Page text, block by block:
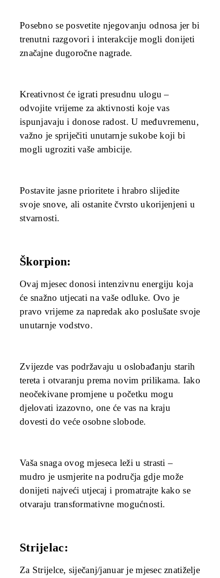
Posebno se posvetite njegovanju odnosa jer bi
trenutni razgovori i interakcije mogli donijeti
značajne dugoročne nagrade.
Kreativnost će igrati presudnu ulogu –
odvojite vrijeme za aktivnosti koje vas
ispunjavaju i donose radost. U međuvremenu,
važno je spriječiti unutarnje sukobe koji bi
mogli ugroziti vaše ambicije.
Postavite jasne prioritete i hrabro slijedite
svoje snove, ali ostanite čvrsto ukorijenjeni u
stvarnosti.
Škorpion:
Ovaj mjesec donosi intenzivnu energiju koja
će snažno utjecati na vaše odluke. Ovo je
pravo vrijeme za napredak ako poslušate svoje
unutarnje vodstvo.
Zvijezde vas podržavaju u oslobađanju starih
tereta i otvaranju prema novim prilikama. Iako
neočekivane promjene u početku mogu
djelovati izazovno, one će vas na kraju
dovesti do veće osobne slobode.
Vaša snaga ovog mjeseca leži u strasti –
mudro je usmjerite na područja gdje može
donijeti najveći utjecaj i promatrajte kako se
otvaraju transformativne mogućnosti.
Strijelac:
Za Strijelce, siječanj/januar je mjesec znatiželje